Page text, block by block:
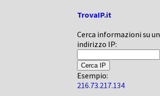
TrovaIP.it
Cerca informazioni su un
indirizzo IP:
Esempio:
216.73.217.134